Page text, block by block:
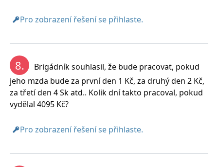
Pro zobrazení řešení se přihlaste.
8.
Brigádník souhlasil, že bude pracovat, pokud
jeho mzda bude za první den 1 Kč, za druhý den 2 Kč,
za třetí den 4 Sk atd.. Kolik dní takto pracoval, pokud
vydělal 4095 Kč?
Pro zobrazení řešení se přihlaste.